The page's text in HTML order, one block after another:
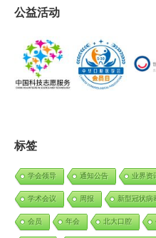
公益活动
标签
学会领导 通知公告 业界资
学术会议 周报 新型冠状病
会员 年会 北大口腔